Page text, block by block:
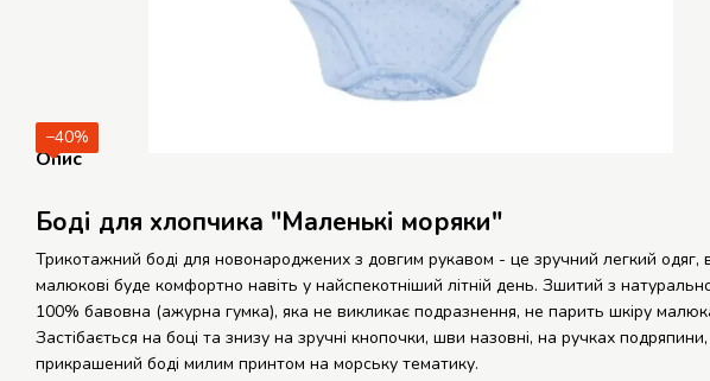
−40%
Опис
Боді для хлопчика "Маленькі моряки"
Трикотажний боді для новонароджених з довгим рукавом - це зручний легкий одяг,
малюкові буде комфортно навіть у найспекотніший літній день. Зшитий з
100% бавовна (ажурна гумка), яка не викликає подразнення, не парить шкіру
Застібається на боці та знизу на зручні кнопочки, шви назовні, на ручках подряпини,
прикрашений боді милим принтом на морську тематику.